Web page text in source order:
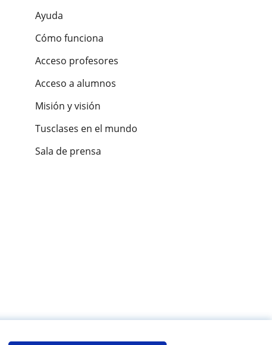
Ayuda
Cómo funciona
Acceso profesores
Acceso a alumnos
Misión y visión
Tusclases en el mundo
Sala de prensa